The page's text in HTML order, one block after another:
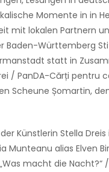
Momente in in
mit lokalen Partnern
Baden-Württemberg
statt in
/ PanDA-Cărți pentru
Scheune Șomartin,
Künstlerin Stella Dreis
Munteanu alias Elven
macht die Nacht?“